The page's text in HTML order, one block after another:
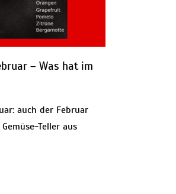
– Was hat im
auch der Februar
Teller aus